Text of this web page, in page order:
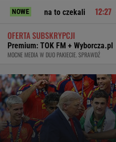
NOWE
to czekali Sensacyjne
OFERTA SUBSKRYPCJI
Premium: TOK FM + Wyborcza.pl
MOCNE MEDIA W DUO PAKIECIE. SPRAWDŹ